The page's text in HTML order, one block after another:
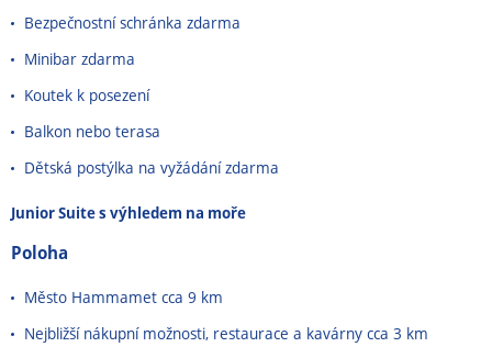
Bezpečnostní schránka zdarma
Minibar zdarma
Koutek k posezení
Balkon nebo terasa
Dětská postýlka na vyžádání zdarma
Junior Suite s výhledem na moře
Poloha
Město Hammamet cca 9 km
Nejbližší nákupní možnosti, restaurace a kavárny cca 3 km